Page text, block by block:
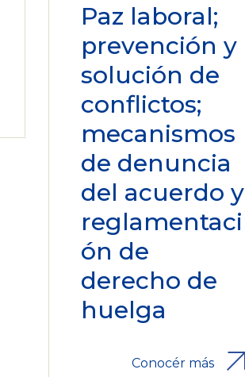
Paz laboral;
prevención y
solución de
conflictos;
mecanismos
de denuncia
del acuerdo y
reglamentaci
ón de
derecho de
huelga
Conocér más